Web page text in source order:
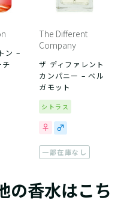
ン –
チ
The Different
Company
ザ ディファレント
カンパニー – ベル
ガモット
シトラス
一部在庫なし
の香水はこち